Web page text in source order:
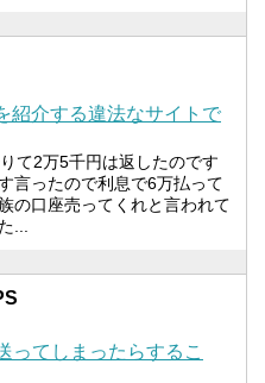
紹介する違法なサイトで
て2万5千円は返したのです
言ったので利息で6万払って
の口座売ってくれと言われて
...
ってしまったらするこ